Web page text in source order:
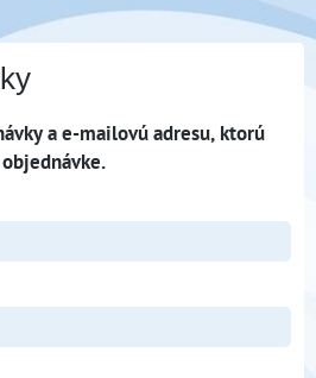
a e-mailovú adresu, ktorú